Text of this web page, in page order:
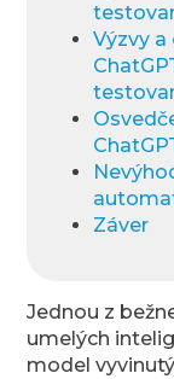
Výzvy
Záver
Jednou z
umelých
model